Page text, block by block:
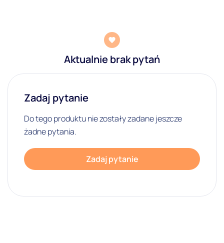
Aktualnie brak pytań
Zadaj pytanie
Do tego produktu nie zostały zadane jeszcze
żadne pytania.
Zadaj pytanie